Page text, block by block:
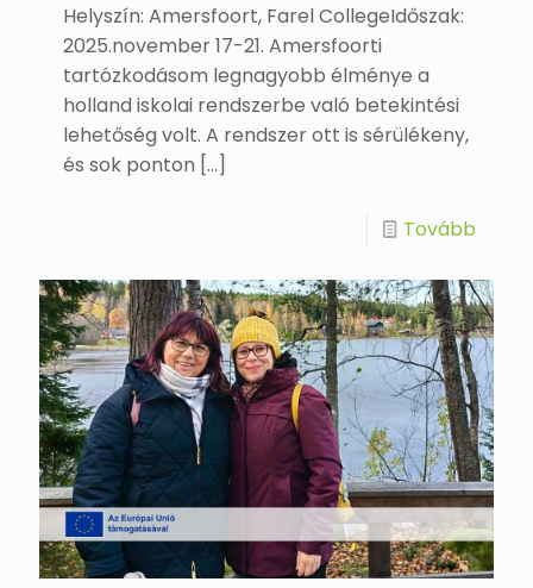
Helyszín: Amersfoort, Farel CollegeIdőszak:
2025.november 17-21. Amersfoorti
tartózkodásom legnagyobb élménye a
holland iskolai rendszerbe való betekintési
lehetőség volt. A rendszer ott is sérülékeny,
és sok ponton […]
Tovább